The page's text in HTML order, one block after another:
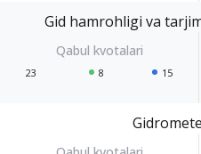
Gid hamrohligi va
23 8 15